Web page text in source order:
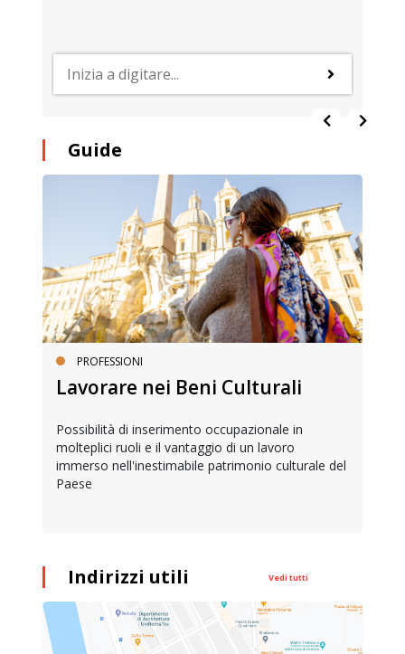
Guide
PROFESSIONI
Lavorare nei Beni Culturali
Possibilità di inserimento occupazionale in
molteplici ruoli e il vantaggio di un lavoro
immerso nell'inestimabile patrimonio culturale del
Paese
Indirizzi utili Vedi tutti